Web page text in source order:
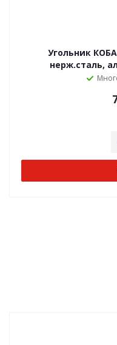
Угольник
нерж.сталь,